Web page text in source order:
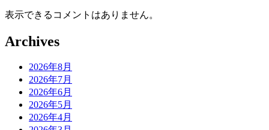
表示できるコメントはありません。
Archives
2026年8月
2026年7月
2026年6月
2026年5月
2026年4月